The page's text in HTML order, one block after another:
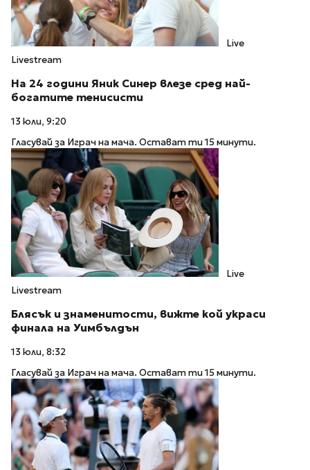
Live
Livestream
На 24 години Яник Синер влезе сред най-
богатите тенисисти
13 юли, 9:20
Гласувай за Играч на мача. Остават ти 15 минути.
Live
Livestream
Блясък и знаменитости, вижте кой украси
финала на Уимбълдън
13 юли, 8:32
Гласувай за Играч на мача. Остават ти 15 минути.